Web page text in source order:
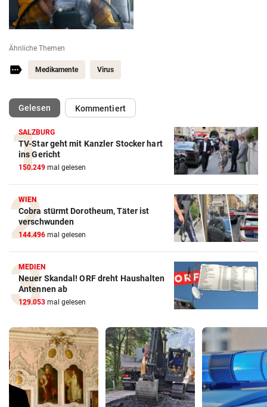
Ähnliche Themen
Medikamente Virus
Gelesen(ausgewählt)Kommentiert
SALZBURG
TV-Star geht mit Kanzler Stocker hart
ins Gericht
150.249 mal gelesen
WIEN
Cobra stürmt Dorotheum, Täter ist
verschwunden
144.496 mal gelesen
MEDIEN
Neuer Skandal! ORF dreht Haushalten
Antennen ab
129.053 mal gelesen